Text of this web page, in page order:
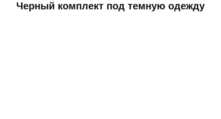
Черный комплект под темную одежду